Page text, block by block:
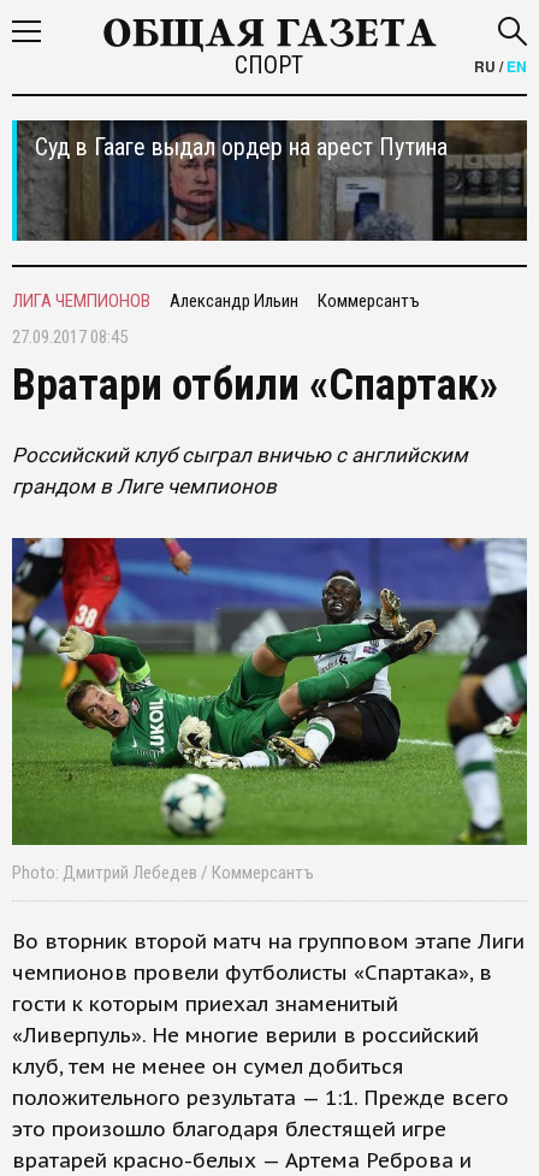
СПОРТ RU /EN
Суд в Гааге выдал ордер на арест Путина
ЛИГА ЧЕМПИОНОВ Александр Ильин
Коммерсантъ
27.09.2017 08:45
Вратари отбили «Спартак»
Российский клуб сыграл вничью с английским
грандом в Лиге чемпионов
Photo: Дмитрий Лебедев / Коммерсантъ
Во вторник второй матч на групповом этапе Лиги
чемпионов провели футболисты «Спартака», в
гости к которым приехал знаменитый
«Ливерпуль». Не многие верили в российский
клуб, тем не менее он сумел добиться
положительного результата — 1:1. Прежде всего
это произошло благодаря блестящей игре
вратарей красно-белых — Артема Реброва и